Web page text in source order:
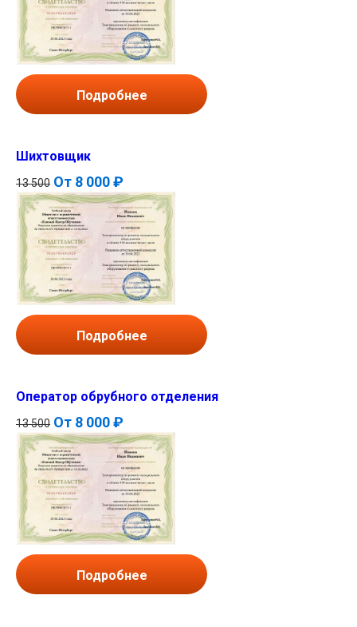
Подробнее
Шихтовщик
13 500 От 8 000 ₽
Подробнее
Оператор обрубного отделения
13 500 От 8 000 ₽
Подробнее